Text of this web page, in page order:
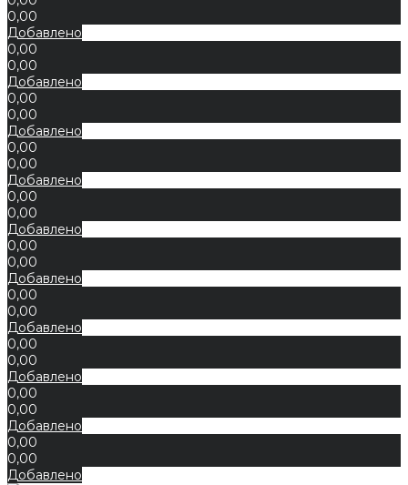
0,00
Добавлено
0,00
0,00
Добавлено
0,00
0,00
Добавлено
0,00
0,00
Добавлено
0,00
0,00
Добавлено
0,00
0,00
Добавлено
0,00
0,00
Добавлено
0,00
0,00
Добавлено
0,00
0,00
Добавлено
0,00
0,00
Добавлено